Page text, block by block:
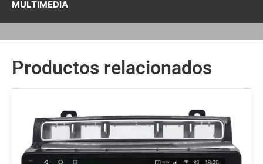
MULTIMEDIA
Productos relacionados